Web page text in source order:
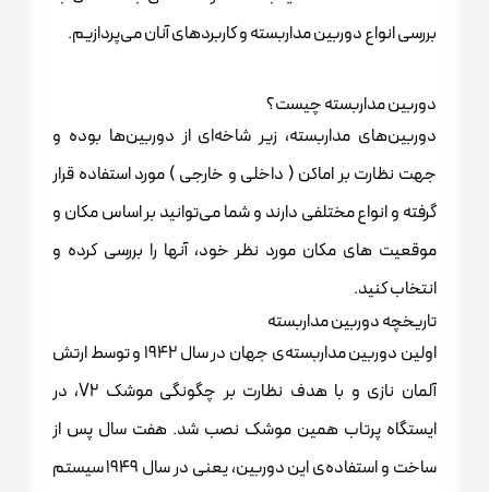
بررسی انواع دوربین مداربسته و کاربردهای آنان می‌پردازیم.
دوربین مداربسته چیست؟
دوربین‌های مداربسته، زیر شاخه‌ای از دوربین‌ها بوده و
جهت نظارت بر اماکن ( داخلی و خارجی ) مورد استفاده قرار
گرفته و انواع مختلفی دارند و شما می‌توانید بر اساس مکان و
موقعیت های مکان مورد نظر خود، آنها را بررسی کرده و
انتخاب کنید.
تاریخچه دوربین مداربسته
اولین دوربین مداربسته‌ی جهان در سال 1942 و توسط ارتش
آلمان نازی و با هدف نظارت بر چگونگی موشک V2، در
ایستگاه پرتاب همین موشک نصب شد. هفت سال پس از
ساخت و استفاده‌ی این دوربین، یعنی در سال 1949 سیستم